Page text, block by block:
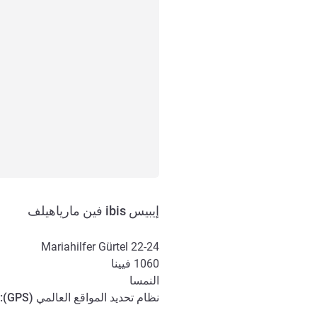
إيبيس ibis فين مارياهيلف
Mariahilfer Gürtel 22-24
1060 فيينا
النمسا
نظام تحديد المواقع العالمي (GPS
):